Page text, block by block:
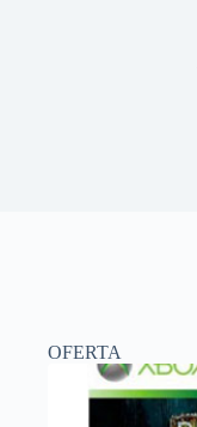
OFERTA